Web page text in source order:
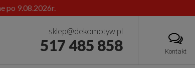
po 9.08.2026r.
Kontakt
sklep@dekomotyw.pl
517 485 858